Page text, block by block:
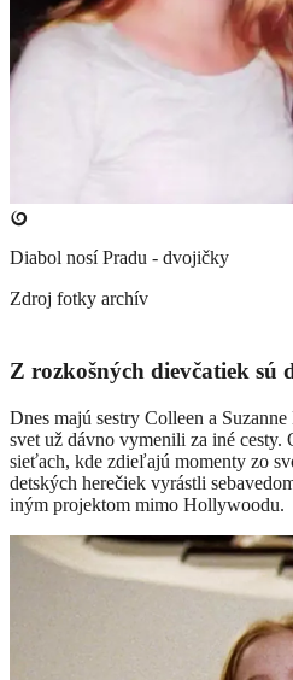
Diabol nosí Pradu - dvojičky
Zdroj fotky archív
Z rozkošných dievčatiek sú
Dnes majú sestry Colleen a Suzanne
svet už dávno vymenili za iné cesty.
sieťach, kde zdieľajú momenty zo
detských herečiek vyrástli
iným projektom mimo Hollywoodu.